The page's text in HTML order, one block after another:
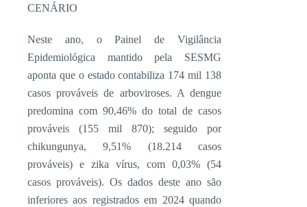
CENÁRIO
Neste ano, o Painel de Vigilância
Epidemiológica mantido pela SESMG
aponta que o estado contabiliza 174 mil 138
casos prováveis de arboviroses. A dengue
predomina com 90,46% do total de casos
prováveis (155 mil 870); seguido por
chikungunya, 9,51% (18.214 casos
prováveis) e zika vírus, com 0,03% (54
casos prováveis). Os dados deste ano são
inferiores aos registrados em 2024 quando